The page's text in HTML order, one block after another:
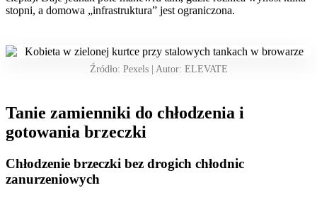
stopni, a domowa „infrastruktura” jest ograniczona.
Źródło: Pexels | Autor: ELEVATE
Tanie zamienniki do chłodzenia i
gotowania brzeczki
Chłodzenie brzeczki bez drogich chłodnic
zanurzeniowych